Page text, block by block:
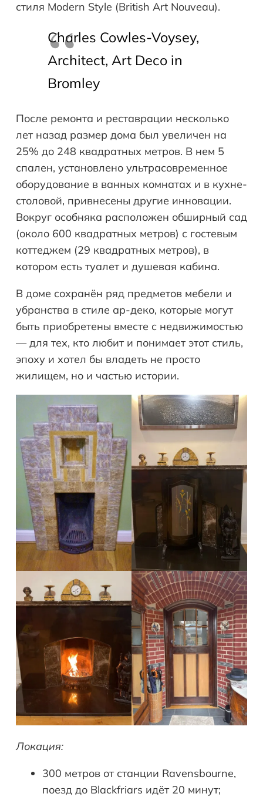
стиля Modern Style (British Art Nouveau).
Charles Cowles-Voysey,
Architect, Art Deco in
Bromley
После ремонта и реставрации несколько
лет назад размер дома был увеличен на
25% до 248 квадратных метров. В нем 5
спален, установлено ультрасовременное
оборудование в ванных комнатах и в кухне-
столовой, привнесены другие инновации.
Вокруг особняка расположен обширный сад
(около 600 квадратных метров) с гостевым
коттеджем (29 квадратных метров), в
котором есть туалет и душевая кабина.
В доме сохранён ряд предметов мебели и
убранства в стиле ар-деко, которые могут
быть приобретены вместе с недвижимостью
— для тех, кто любит и понимает этот стиль,
эпоху и хотел бы владеть не просто
жилищем, но и частью истории.
Локация:
300 метров от станции Ravensbourne,
поезд до Blackfriars идёт 20 минут;